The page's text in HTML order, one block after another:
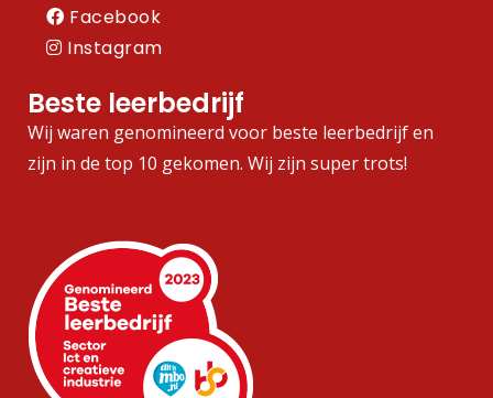
Facebook
Instagram
Beste leerbedrijf
Wij waren genomineerd voor beste leerbedrijf en
zijn in de top 10 gekomen. Wij zijn super trots!